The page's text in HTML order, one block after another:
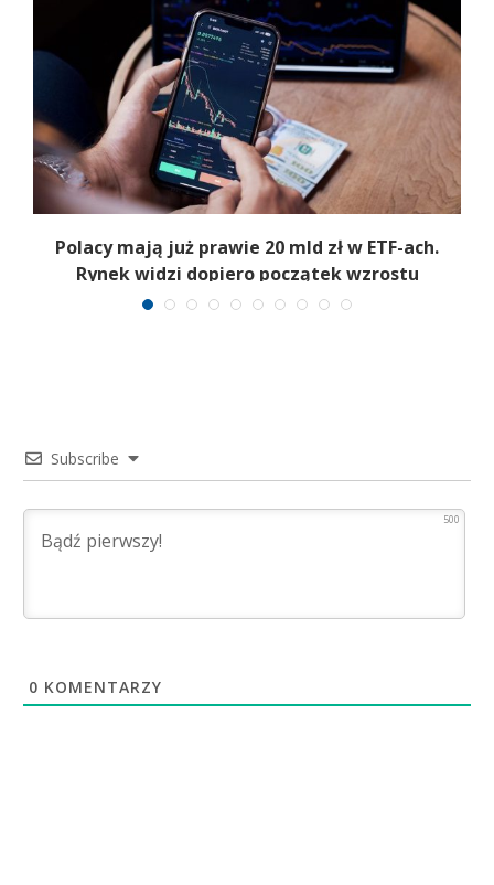
Polacy mają już prawie 20 mld zł w ETF-ach.
Rynek widzi dopiero początek wzrostu
Subscribe
500
0 KOMENTARZY